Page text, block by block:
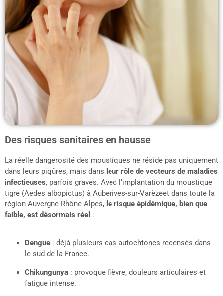
Des risques sanitaires en hausse
La réelle dangerosité des moustiques ne réside pas uniquement
dans leurs piqûres, mais dans leur rôle de vecteurs de maladies
infectieuses, parfois graves. Avec l’implantation du moustique
tigre (Aedes albopictus) à Auberives-sur-Varèzeet dans toute la
région Auvergne-Rhône-Alpes, le risque épidémique, bien que
faible, est désormais réel :
Dengue : déjà plusieurs cas autochtones recensés dans
le sud de la France.
Chikungunya : provoque fièvre, douleurs articulaires et
fatigue intense.